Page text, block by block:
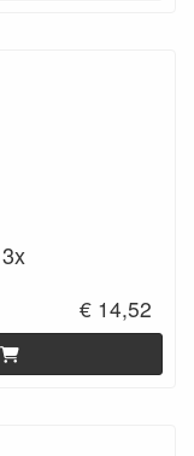
€ 14,52